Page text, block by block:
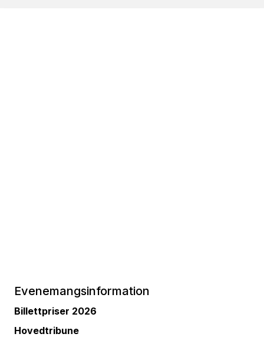
Evenemangsinformation
Billettpriser 2026
Hovedtribune